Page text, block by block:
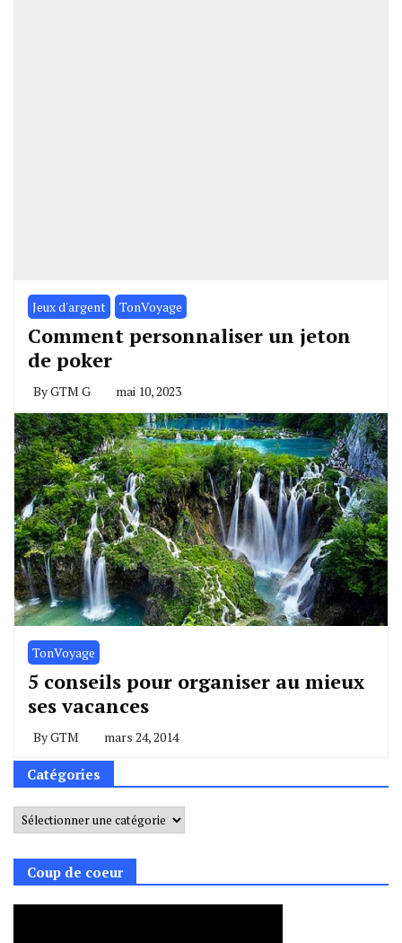
Jeux d'argent TonVoyage
Comment personnaliser un jeton
de poker
ByGTM G mai 10, 2023
TonVoyage
5 conseils pour organiser au mieux
ses vacances
ByGTM mars 24, 2014
Catégories
Catégories
Coup de coeur